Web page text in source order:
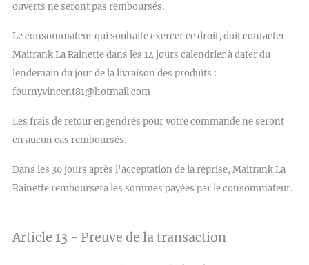
ouverts ne seront pas remboursés.
Le consommateur qui souhaite exercer ce droit, doit contacter
Maitrank La Rainette dans les 14 jours calendrier à dater du
lendemain du jour de la livraison des produits :
fournyvincent81@hotmail.com
Les frais de retour engendrés pour votre commande ne seront
en aucun cas remboursés.
Dans les 30 jours après l'acceptation de la reprise, Maitrank La
Rainette remboursera les sommes payées par le consommateur.
Article 13 - Preuve de la transaction